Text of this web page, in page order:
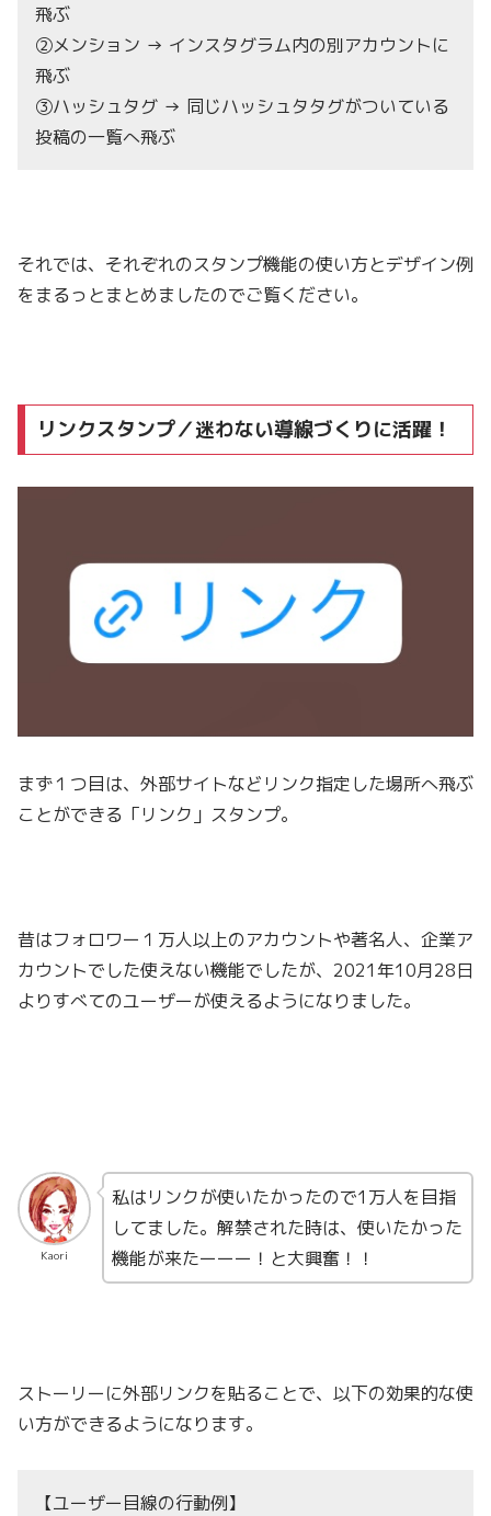
飛ぶ
②メンション → インスタグラム内の別アカウントに
飛ぶ
③ハッシュタグ → 同じハッシュタタグがついている
投稿の一覧へ飛ぶ
それでは、それぞれのスタンプ機能の使い方とデザイン例
をまるっとまとめましたのでご覧ください。
リンクスタンプ／迷わない導線づくりに活躍！
まず１つ目は、外部サイトなどリンク指定した場所へ飛ぶ
ことができる「リンク」スタンプ。
昔はフォロワー１万人以上のアカウントや著名人、企業ア
カウントでした使えない機能でしたが、2021年10月28日
よりすべてのユーザーが使えるようになりました。
Kaori
私はリンクが使いたかったので1万人を目指
してました。解禁された時は、使いたかった
機能が来たーーー！と大興奮！！
ストーリーに外部リンクを貼ることで、以下の効果的な使
い方ができるようになります。
【ユーザー目線の行動例】